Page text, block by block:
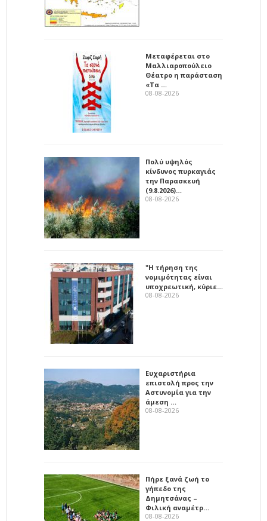
Μεταφέρεται στο
Μαλλιαροπούλειο
Θέατρο η παράσταση
«Τα …
08-08-2026
Πολύ υψηλός
κίνδυνος πυρκαγιάς
την Παρασκευή
(9.8.2026)…
08-08-2026
"Η τήρηση της
νομιμότητας είναι
υποχρεωτική, κύριε…
08-08-2026
Ευχαριστήρια
επιστολή προς την
Αστυνομία για την
άμεση …
08-08-2026
Πήρε ξανά ζωή το
γήπεδο της
Δημητσάνας –
Φιλική αναμέτρ…
08-08-2026